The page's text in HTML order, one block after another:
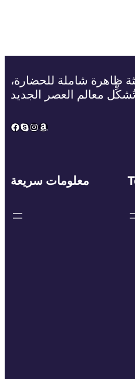
ظاهرة شاملة للحضارة،
معالم العصر الجديد
Facebook
Skype
Instagram
Amazon
معلومات سريعة